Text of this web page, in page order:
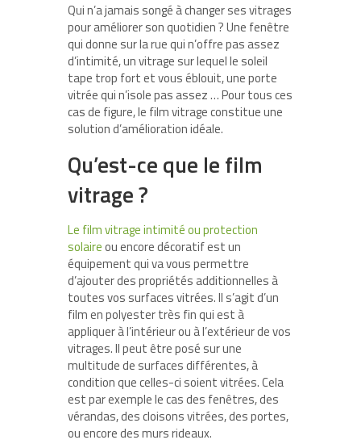
Qui n’a jamais songé à changer ses vitrages
pour améliorer son quotidien ? Une fenêtre
qui donne sur la rue qui n’offre pas assez
d’intimité, un vitrage sur lequel le soleil
tape trop fort et vous éblouit, une porte
vitrée qui n’isole pas assez … Pour tous ces
cas de figure, le film vitrage constitue une
solution d’amélioration idéale.
Qu’est-ce que le film
vitrage ?
Le film vitrage intimité ou protection
solaireou encore décoratif est un
équipement qui va vous permettre
d’ajouter des propriétés additionnelles à
toutes vos surfaces vitrées. Il s’agit d’un
film en polyester très fin qui est à
appliquer à l’intérieur ou à l’extérieur de vos
vitrages. Il peut être posé sur une
multitude de surfaces différentes, à
condition que celles-ci soient vitrées. Cela
est par exemple le cas des fenêtres, des
vérandas, des cloisons vitrées, des portes,
ou encore des murs rideaux.